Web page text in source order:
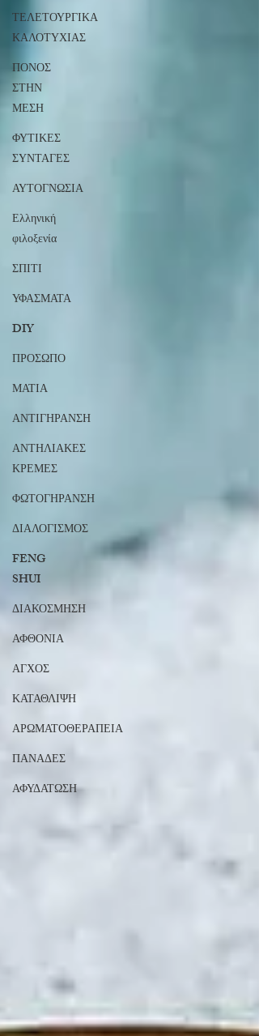
ΤΕΛΕΤΟΥΡΓΙΚΑ
ΚΑΛΟΤΥΧΙΑΣ
ΠΟΝΟΣ
ΣΤΗΝ
ΜΕΣΗ
ΦΥΤΙΚΕΣ
ΣΥΝΤΑΓΕΣ
ΑΥΤΟΓΝΩΣΙΑ
Ελληνική
φιλοξενία
ΣΠΙΤΙ
ΥΦΑΣΜΑΤΑ
DIY
ΠΡΟΣΩΠΟ
ΜΑΤΙΑ
ΑΝΤΙΓΗΡΑΝΣΗ
ΑΝΤΗΛΙΑΚΕΣ
ΚΡΕΜΕΣ
ΦΩΤΟΓΗΡΑΝΣΗ
ΔΙΑΛΟΓΙΣΜΟΣ
FENG
SHUI
ΔΙΑΚΟΣΜΗΣΗ
ΑΦΘΟΝΙΑ
ΑΓΧΟΣ
ΚΑΤΑΘΛΙΨΗ
ΑΡΩΜΑΤΟΘΕΡΑΠΕΙΑ
ΠΑΝΑΔΕΣ
ΑΦΥΔΑΤΩΣΗ